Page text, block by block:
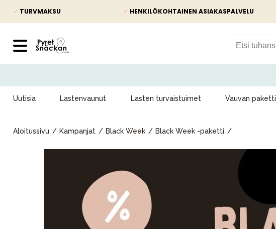
✓ TURVMAKSU ✓ HENKILÖKOHTAINEN ASIAKASPALVELU
Uutisia Lastenvaunut Lasten turvaistuimet Vauvan paketti
Aloitussivu Kampanjat Black Week Black Week -paketti
Uutisia